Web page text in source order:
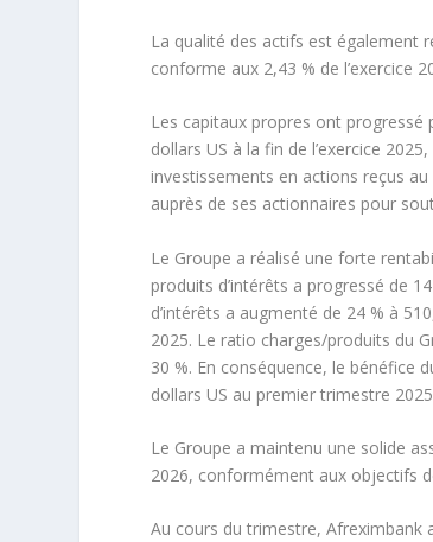
La qualité des actifs est également
conforme aux 2,43 % de l’exercice
Les capitaux propres ont
dollars US à la fin de l’exercice
investissements en actions reçus
auprès de ses actionnaires pour
Le Groupe a réalisé une forte
produits d’intérêts a progressé de
d’intérêts a augmenté de 24 % à
2025. Le ratio charges/produits du
30 %. En conséquence, le bénéfice
dollars US au premier trimestre
Le Groupe a maintenu une solide
2026, conformément aux objectifs
Au cours du trimestre, Afreximbank